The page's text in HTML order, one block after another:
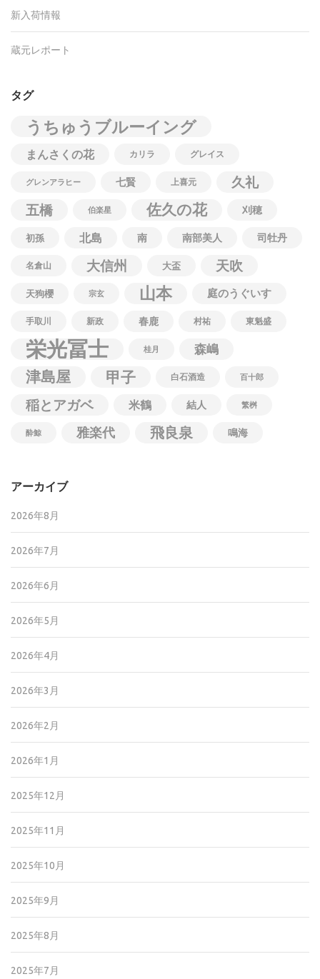
新入荷情報
蔵元レポート
タグ
うちゅうブルーイング
まんさくの花 カリラ グレイス
グレンアラヒー 七賢 上喜元
久礼
五橋
伯楽星 佐久の花 刈穂
初孫 北島 南 南部美人 司牡丹
名倉山 大信州 大盃 天吹
天狗櫻 宗玄 山本 庭のうぐいす
手取川 新政 春鹿 村祐 東魁盛
栄光冨士 桂月 森嶋
津島屋 甲子 白石酒造 百十郎
稲とアガベ 米鶴 結人 繁桝
酔鯨 雅楽代 飛良泉 鳴海
アーカイブ
2026年8月
2026年7月
2026年6月
2026年5月
2026年4月
2026年3月
2026年2月
2026年1月
2025年12月
2025年11月
2025年10月
2025年9月
2025年8月
2025年7月